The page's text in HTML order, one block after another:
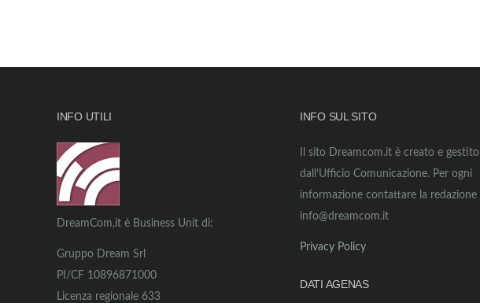
INFO UTILI
DreamCom,it è Business Unit di:
Gruppo Dream Srl
PI/CF 10896871000
Licenza regionale 633
INFO SUL SITO
Il sito Dreamcom.it è creato e gestito
dall’Ufficio Comunicazione. Per ogni
informazione contattare la redazione
info@dreamcom.it
Privacy Policy
DATI AGENAS